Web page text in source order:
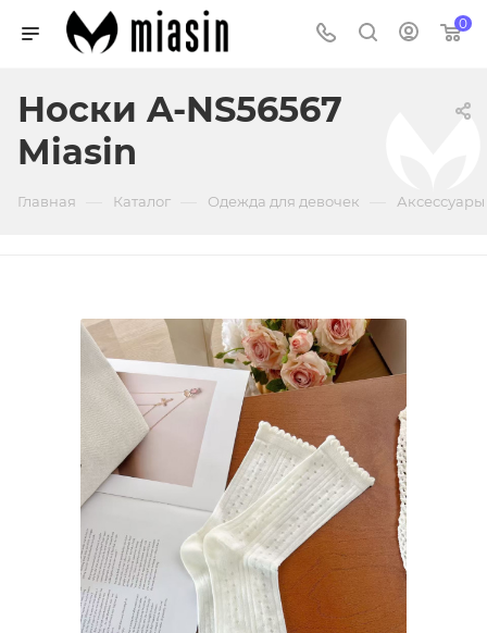
0
Носки A-NS56567
Miasin
Главная Каталог Одежда для девочек